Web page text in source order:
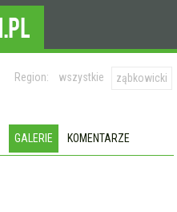
Region: wszystkie ząbkowicki
GALERIE KOMENTARZE